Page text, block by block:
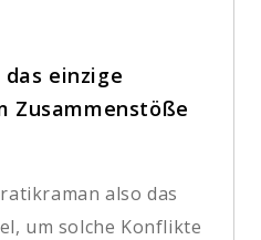
einzige
Zusammenstöße
also das
um solche Konflikte